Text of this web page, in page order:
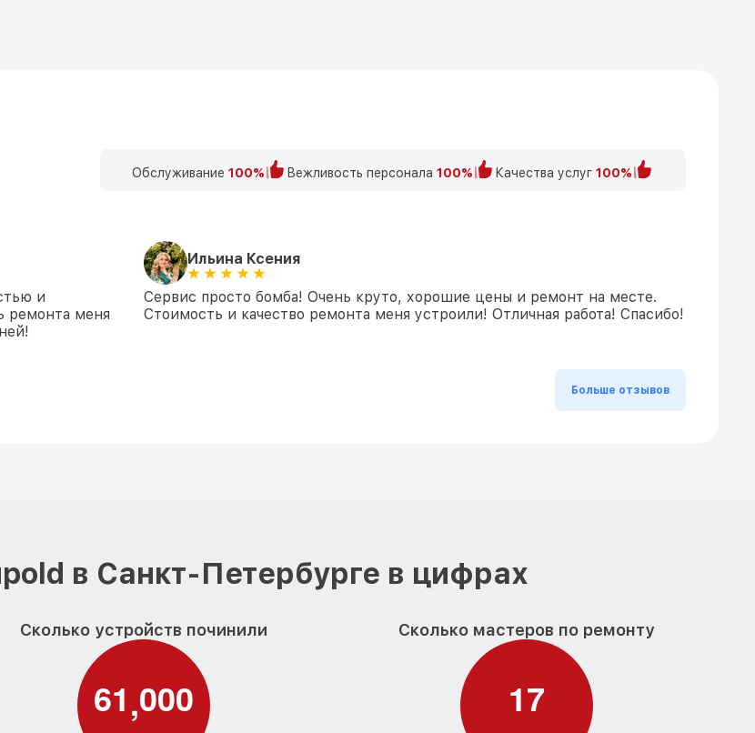
Обслуживание 100% Вежливость персонала 100% Качества услуг 100%
и
ремонта меня
Ильина Ксения
Сервис просто бомба! Очень круто, хорошие цены и ремонт на месте.
Стоимость и качество ремонта меня устроили! Отличная работа! Спасибо!
Больше отзывов
в Санкт-Петербурге в цифрах
Сколько устройств починили
61,000
Сколько мастеров по ремонту
17